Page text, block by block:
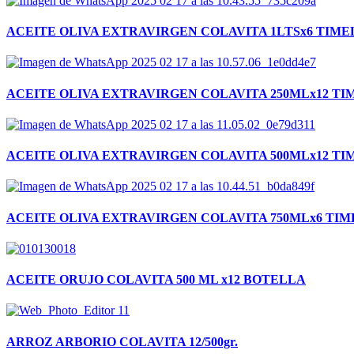
ACEITE OLIVA EXTRAVIRGEN COLAVITA 1LTSx6
ACEITE OLIVA EXTRAVIRGEN COLAVITA 250MLx12
ACEITE OLIVA EXTRAVIRGEN COLAVITA 500MLx12
ACEITE OLIVA EXTRAVIRGEN COLAVITA 750MLx6
ACEITE ORUJO COLAVITA 500 ML x12 BOTELLA
ARROZ ARBORIO COLAVITA 12/500gr.